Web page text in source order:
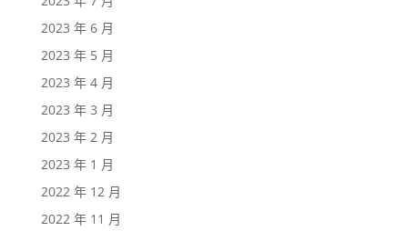
2023 年 6 月
2023 年 5 月
2023 年 4 月
2023 年 3 月
2023 年 2 月
2023 年 1 月
2022 年 12 月
2022 年 11 月